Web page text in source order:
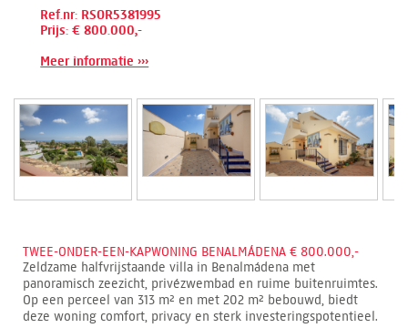
Ref.nr: RSOR5381995
Prijs: € 800.000,-
Meer informatie ›››
TWEE-ONDER-EEN-KAPWONING BENALMÁDENA € 800.000,-
Zeldzame halfvrijstaande villa in Benalmádena met
panoramisch zeezicht, privézwembad en ruime buitenruimtes.
Op een perceel van 313 m² en met 202 m² bebouwd, biedt
deze woning comfort, privacy en sterk investeringspotentieel.